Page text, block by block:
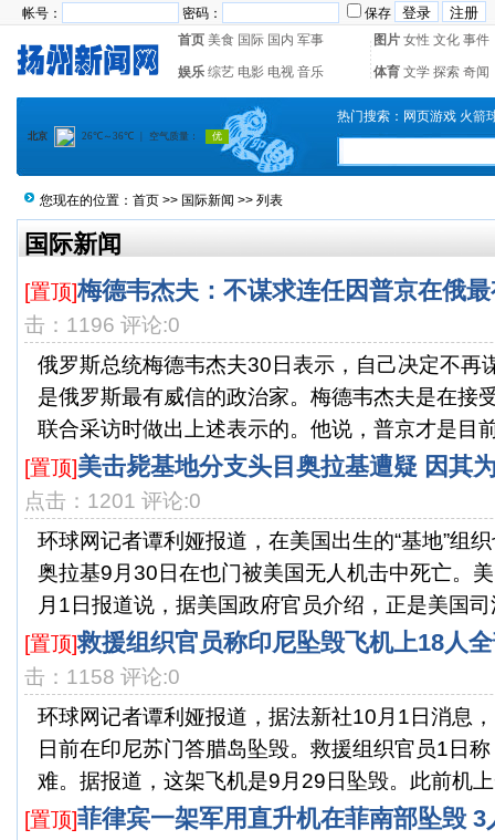
帐号： 密码：
保存
首页 美食 国际 国内 军事 图片 女性 文化 事件
娱乐 综艺 电影 电视 音乐 体育 文学 探索 奇闻
热门搜索： 网页游戏 火箭
您现在的位置： 首页 >> 国际新闻 >> 列表
国际新闻
[置顶]梅德韦杰夫：不谋求连任因普京在俄
击：1196 评论:0
俄罗斯总统梅德韦杰夫30日表示，自己决定不再
是俄罗斯最有威信的政治家。梅德韦杰夫是在接
联合采访时做出上述表示的。他说，普京才是目
[置顶]美击毙基地分支头目奥拉基遭疑 因其
点击：1201 评论:0
环球网记者谭利娅报道，在美国出生的“基地”组
奥拉基9月30日在也门被美国无人机击中死亡。
月1日报道说，据美国政府官员介绍，正是美国
[置顶]救援组织官员称印尼坠毁飞机上18人
击：1158 评论:0
环球网记者谭利娅报道，据法新社10月1日消息
日前在印尼苏门答腊岛坠毁。救援组织官员1日
难。据报道，这架飞机是9月29日坠毁。此前机
[置顶]菲律宾一架军用直升机在菲南部坠毁 3